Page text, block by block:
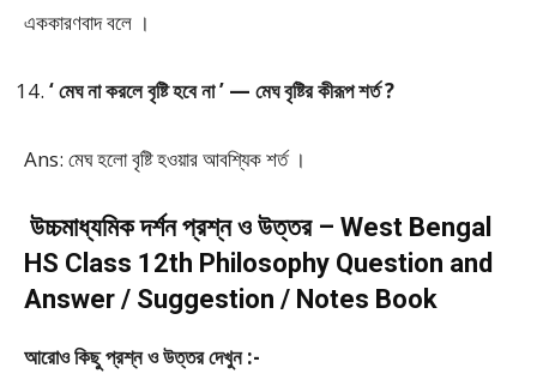
এককারণবাদ বলে ।
‘ মেঘ না করলে বৃষ্টি হবে না ’ — মেঘ বৃষ্টির কীরূপ শর্ত ?
Ans: মেঘ হলো বৃষ্টি হওয়ার আবশ্যিক শর্ত ।
উচ্চমাধ্যমিক দর্শন প্রশ্ন ও উত্তর – West Bengal
HS Class 12th Philosophy Question and
Answer / Suggestion / Notes Book
আরোও কিছু প্রশ্ন ও উত্তর দেখুন :-